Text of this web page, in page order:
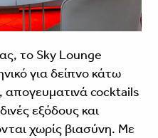
το Sky Lounge
για δείπνο κάτω
cocktails
εξόδους και
χωρίς βιασύνη. Με